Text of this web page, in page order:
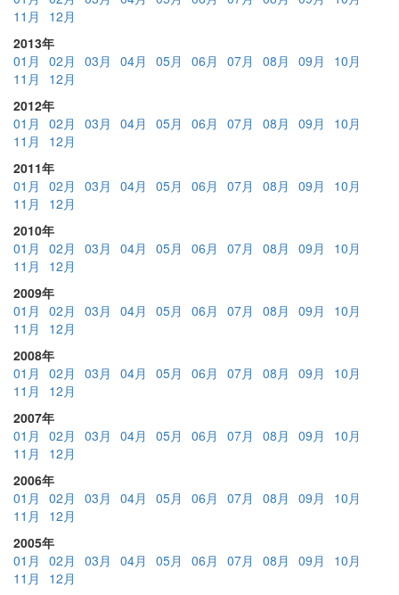
11月
12月
2013年
01月
02月 03月 04月 05月 06月 07月 08月 09月
10月
11月
12月
2012年
01月
02月 03月 04月 05月 06月 07月 08月 09月
10月
11月
12月
2011年
01月
02月 03月 04月 05月 06月 07月 08月 09月
10月
11月
12月
2010年
01月
02月 03月 04月 05月 06月 07月 08月 09月
10月
11月
12月
2009年
01月
02月 03月 04月 05月 06月 07月 08月 09月
10月
11月
12月
2008年
01月
02月 03月 04月 05月 06月 07月 08月 09月
10月
11月
12月
2007年
01月
02月 03月 04月 05月 06月 07月 08月 09月
10月
11月
12月
2006年
01月
02月 03月 04月 05月 06月 07月 08月 09月
10月
11月
12月
2005年
01月
02月 03月 04月 05月 06月 07月 08月 09月
10月
11月
12月